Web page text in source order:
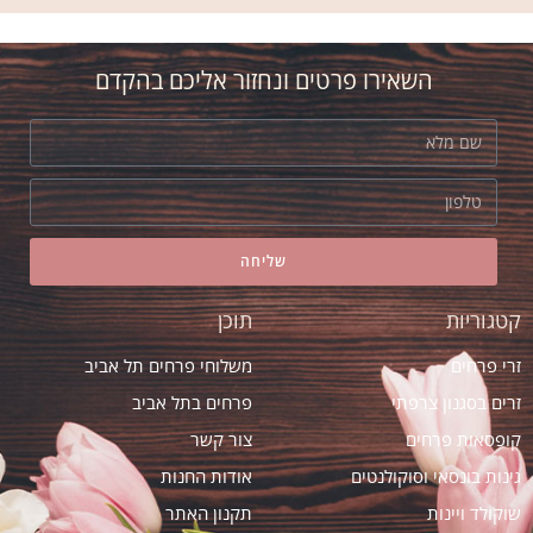
שנים. לא מחליפה אותו! מה שאומר הכל!
השאירו פרטים ונחזור אליכם בהקדם
שליחה
קטגוריות
זרי פרחים
זרים בסגנון צרפתי
קופסאות פרחים
גינות בונסאי וסוקולנטים
שוקולד ויינות
תוכן
משלוחי פרחים תל אביב
פרחים בתל אביב
צור קשר
אודות החנות
תקנון האתר